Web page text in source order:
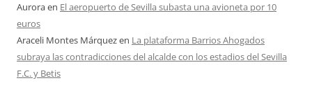
Auroraen El aeropuerto de Sevilla subasta una avioneta por 10
euros
Araceli Montes Márquezen La plataforma Barrios Ahogados
subraya las contradicciones del alcalde con los estadios del Sevilla
F.C. y Betis